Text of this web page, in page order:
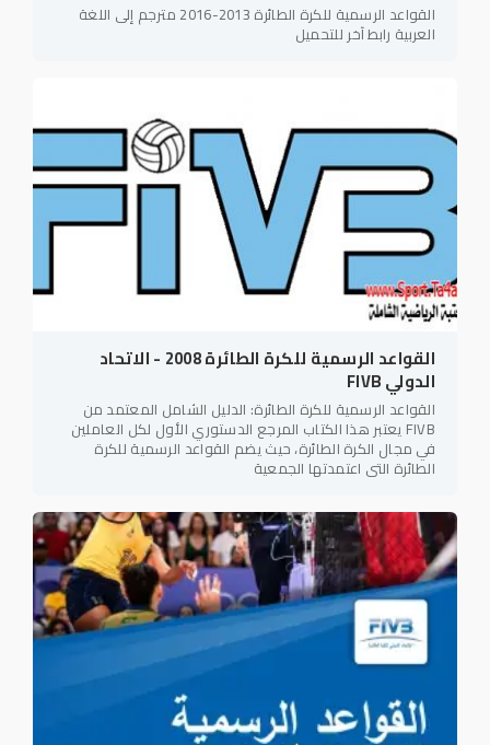
القواعد الرسمية للكرة الطائرة 2013-2016 مترجم إلى اللغة
العربية رابط آخر للتحميل
القواعد الرسمية للكرة الطائرة 2008 - الاتحاد
الدولي FIVB
القواعد الرسمية للكرة الطائرة: الدليل الشامل المعتمد من
FIVB يعتبر هذا الكتاب المرجع الدستوري الأول لكل العاملين
في مجال الكرة الطائرة، حيث يضم القواعد الرسمية للكرة
الطائرة التي اعتمدتها الجمعية